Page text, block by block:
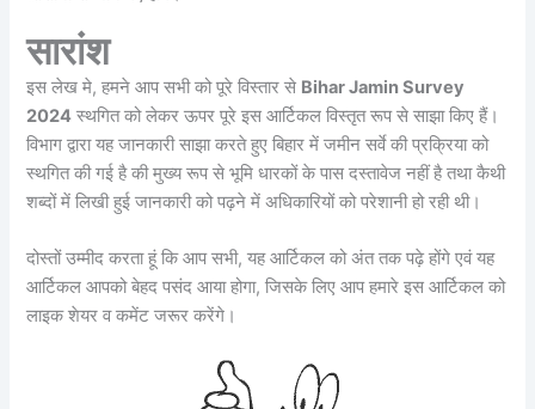
सारांश
इस लेख मे, हमने आप सभी को पूरे विस्तार से Bihar Jamin Survey
2024 स्थगित को लेकर ऊपर पूरे इस आर्टिकल विस्तृत रूप से साझा किए हैं।
विभाग द्वारा यह जानकारी साझा करते हुए बिहार में जमीन सर्वे की प्रक्रिया को
स्थगित की गई है की मुख्य रूप से भूमि धारकों के पास दस्तावेज नहीं है तथा कैथी
शब्दों में लिखी हुई जानकारी को पढ़ने में अधिकारियों को परेशानी हो रही थी।
दोस्तों उम्मीद करता हूं कि आप सभी, यह आर्टिकल को अंत तक पढ़े होंगे एवं यह
आर्टिकल आपको बेहद पसंद आया होगा, जिसके लिए आप हमारे इस आर्टिकल को
लाइक शेयर व कमेंट जरूर करेंगे।